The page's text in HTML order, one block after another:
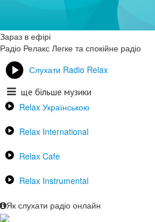
Зараз в ефірі
Радіо Релакс Легке та спокійне радіо
Слухати Radio Relax
ще більше музики
Relax Українською
Relax International
Relax Cafe
Relax Instrumental
Як слухати радіо онлайн